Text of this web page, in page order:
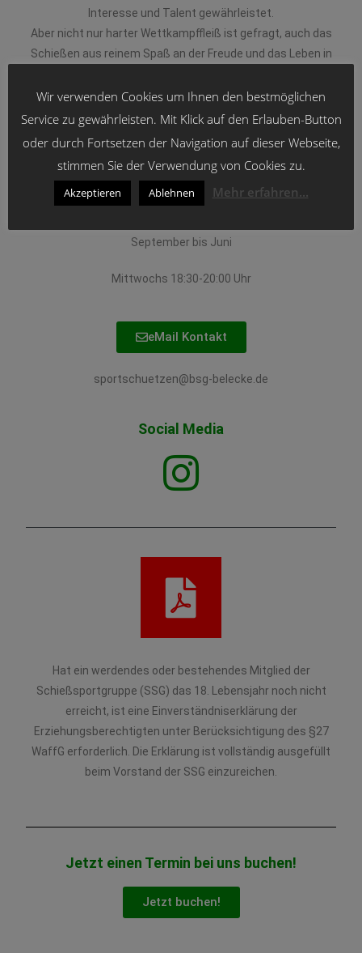
Interesse und Talent gewährleistet.
Aber nicht nur harter Wettkampffleiß ist gefragt, auch das
Schießen aus reinem Spaß an der Freude und das Leben in
Schießsport gibt es besonders für Jugendliche die
Möglichkeit zur Teilnahme an Veranstaltungen der
Trainingslager, Zeltlager, Ferienfreizeiten und Tagesfahrten
stehen ebenso auf dem Programm.
Unsere Trainingszeiten:
September bis Juni
Mittwochs 18:30-20:00 Uhr
eMail Kontakt
sportschuetzen@bsg-belecke.de
Social Media
Hat ein werdendes oder bestehendes Mitglied der
Schießsportgruppe (SSG) das 18. Lebensjahr noch nicht
erreicht, ist eine Einverständniserklärung der
Erziehungsberechtigten unter Berücksichtigung des §27
WaffG erforderlich. Die Erklärung ist vollständig ausgefüllt
beim Vorstand der SSG einzureichen.
Jetzt einen Termin bei uns buchen!
Jetzt buchen!
Wir verwenden Cookies um Ihnen den bestmöglichen
Service zu gewährleisten. Mit Klick auf den Erlauben-Button
oder durch Fortsetzen der Navigation auf dieser Webseite,
stimmen Sie der Verwendung von Cookies zu.
Akzeptieren Ablehnen Mehr erfahren...